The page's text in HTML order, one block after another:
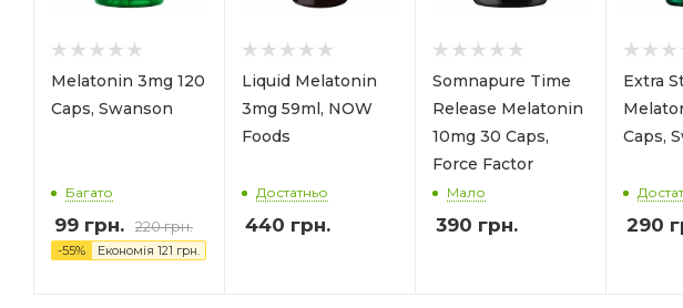
Melatonin 3mg 120
Caps, Swanson
Багато
99 грн. 220грн.
-55% Економія 121 грн.
Liquid Melatonin
3mg 59ml, NOW
Foods
Достатньо
440 грн.
Somnapure Time
Release Melatonin
10mg 30 Caps,
Force Factor
Мало
390 грн.
Extra
Caps,
290